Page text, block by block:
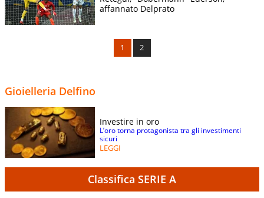
affannato Delprato
1 2
Gioielleria Delfino
Investire in oro
L’oro torna protagonista tra gli investimenti
sicuri
LEGGI
Classifica SERIE A